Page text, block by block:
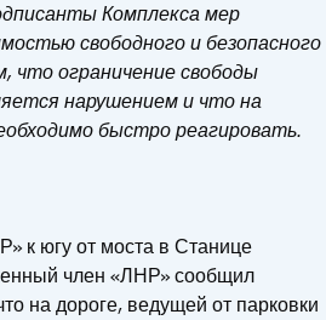
Комплекса мер
свободного и безопасного
что ограничение свободы
нарушением и что на
быстро реагировать.
к югу от моста в Станице
член «ЛНР» сообщил
на дороге, ведущей от парковки